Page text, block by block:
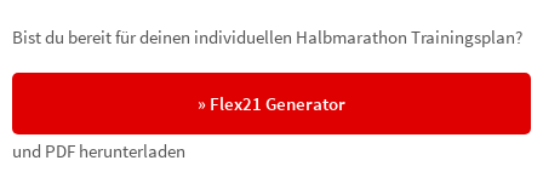
Bist du bereit für deinen individuellen Halbmarathon Trainingsplan?
» Flex21 Generator
und PDF herunterladen